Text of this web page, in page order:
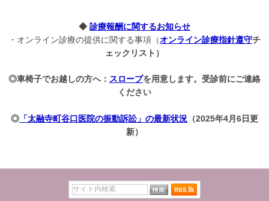
◆ 診療報酬に関するお知らせ
・ オンライン診療の提供に関する事項 （オンライン診療指針遵守チ
ェックリスト）
◎車椅子でお越しの方へ： スロープを用意します。受診前にご連絡
ください
◎ 「太融寺町谷口医院の振動訴訟」の最新状況 （2025年4月6日更
新）